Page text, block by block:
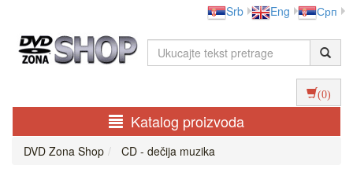
Srb Eng Срп
(0)
Katalog proizvoda
DVD Zona Shop CD - dečija muzika